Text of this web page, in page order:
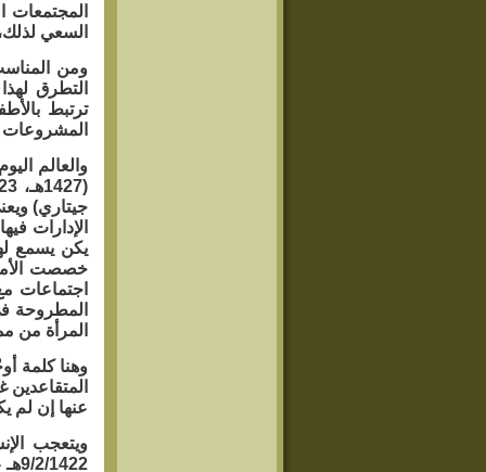
المجتمعات
السعي
ومن
ترتبط
المشروعات
والعالم
جيتاري)
الإدارات
خصصت
اجتماعات
المطروحة
المرأة من
وهنا كلمة
المتقاعدين
عنها إن لم
ويتعجب
9/